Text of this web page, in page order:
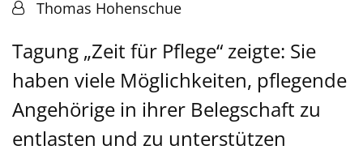
Von:Thomas Hohenschue
Tagung „Zeit für Pflege“ zeigte: Sie
haben viele Möglichkeiten, pflegende
Angehörige in ihrer Belegschaft zu
entlasten und zu unterstützen